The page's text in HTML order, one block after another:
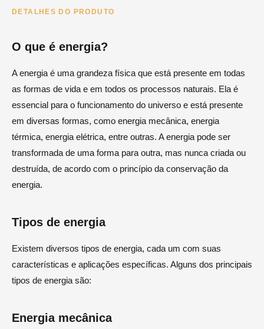
DETALHES DO PRODUTO
O que é energia?
A energia é uma grandeza física que está presente em todas
as formas de vida e em todos os processos naturais. Ela é
essencial para o funcionamento do universo e está presente
em diversas formas, como energia mecânica, energia
térmica, energia elétrica, entre outras. A energia pode ser
transformada de uma forma para outra, mas nunca criada ou
destruída, de acordo com o princípio da conservação da
energia.
Tipos de energia
Existem diversos tipos de energia, cada um com suas
características e aplicações específicas. Alguns dos principais
tipos de energia são:
Energia mecânica